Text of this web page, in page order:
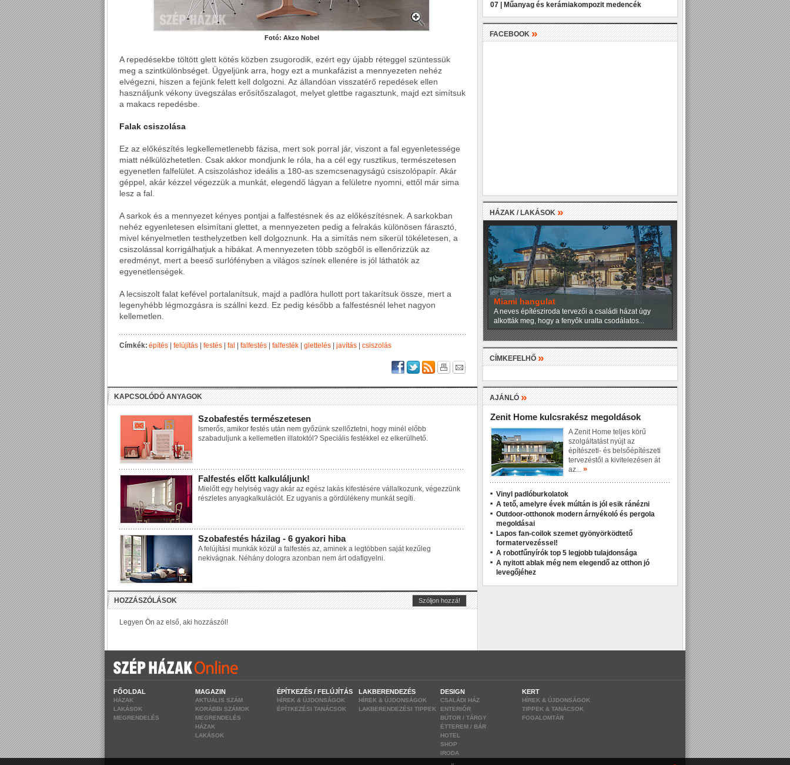
Fotó: Akzo Nobel
A repedésekbe töltött glett kötés közben zsugorodik, ezért egy újabb réteggel szüntessük
meg a szintkülönbséget. Ügyeljünk arra, hogy ezt a munkafázist a mennyezeten nehéz
elvégezni, hiszen a fejünk felett kell dolgozni. Az állandóan visszatérő repedések ellen
használjunk vékony üvegszálas erősítőszalagot, melyet glettbe ragasztunk, majd ezt simítsuk
a makacs repedésbe.
Falak csiszolása
Ez az előkészítés legkellemetlenebb fázisa, mert sok porral jár, viszont a fal egyenletessége
miatt nélkülözhetetlen. Csak akkor mondjunk le róla, ha a cél egy rusztikus, természetesen
egyenetlen falfelület. A csiszoláshoz ideális a 180-as szemcsenagyságú csiszolópapír. Akár
géppel, akár kézzel végezzük a munkát, elegendő lágyan a felületre nyomni, ettől már sima
lesz a fal.
A sarkok és a mennyezet kényes pontjai a falfestésnek és az előkészítésnek. A sarkokban
nehéz egyenletesen elsimítani glettet, a mennyezeten pedig a felrakás különösen fárasztó,
mivel kényelmetlen testhelyzetben kell dolgoznunk. Ha a simítás nem sikerül tökéletesen, a
csiszolással korrigálhatjuk a hibákat. A mennyezeten több szögből is ellenőrizzük az
eredményt, mert a beeső surlófényben a világos színek ellenére is jól láthatók az
egyenetlenségek.
A lecsiszolt falat kefével portalanítsuk, majd a padlóra hullott port takarítsuk össze, mert a
legenyhébb légmozgásra is szállni kezd. Ez pedig később a falfestésnél lehet nagyon
kellemetlen.
Címkék:építés felújítás festés fal falfestés falfesték glettelés javítás csiszolás
KAPCSOLÓDÓ ANYAGOK
Szobafestés természetesen
Ismerős, amikor festés után nem győzünk szellőztetni, hogy minél előbb
szabaduljunk a kellemetlen illatoktól? Speciális festékkel ez elkerülhető.
Falfestés előtt kalkuláljunk!
Mielőtt egy helyiség vagy akár az egész lakás kifestésére vállalkozunk, végezzünk
részletes anyagkalkulációt. Ez ugyanis a gördülékeny munkát segíti.
Szobafestés házilag - 6 gyakori hiba
A felújítási munkák közül a falfestés az, aminek a legtöbben saját kezűleg
nekivágnak. Néhány dologra azonban nem árt odafigyelni.
07 |
Műanyag és kerámiakompozit medencék
FACEBOOK»
HÁZAK / LAKÁSOK »
Miami hangulat
A neves építésziroda tervezői a családi házat úgy
alkották meg, hogy a fenyők uralta csodálatos...
CÍMKEFELHŐ»
AJÁNLÓ»
Zenit Home kulcsrakész megoldások
A Zenit Home teljes körű
szolgáltatást nyújt az
építészeti- és belsőépítészeti
tervezéstől a kivitelezésen át
az... »
Vinyl padlóburkolatok
A tető, amelyre évek múltán is jól esik ránézni
Outdoor-otthonok modern árnyékoló és pergola
megoldásai
Lapos fan-coilok szemet gyönyörködtető
formatervezéssel!
A robotfűnyírók top 5 legjobb tulajdonsága
A nyitott ablak még nem elegendő az otthon jó
levegőjéhez
FŐOLDAL
HÁZAK
LAKÁSOK
MEGRENDELÉS
MAGAZIN
AKTUÁLIS SZÁM
KORÁBBI SZÁMOK
MEGRENDELÉS
HÁZAK
LAKÁSOK
ÉPÍTKEZÉS / FELÚJÍTÁS
HÍREK & ÚJDONSÁGOK
ÉPÍTKEZÉSI TANÁCSOK
LAKBERENDEZÉS
HÍREK & ÚJDONSÁGOK
LAKBERENDEZÉSI TIPPEK
DESIGN
CSALÁDI HÁZ
ENTERIŐR
BÚTOR / TÁRGY
ÉTTEREM / BÁR
HOTEL
SHOP
IRODA
KERT
HÍREK & ÚJDONSÁGOK
TIPPEK & TANÁCSOK
FOGALOMTÁR